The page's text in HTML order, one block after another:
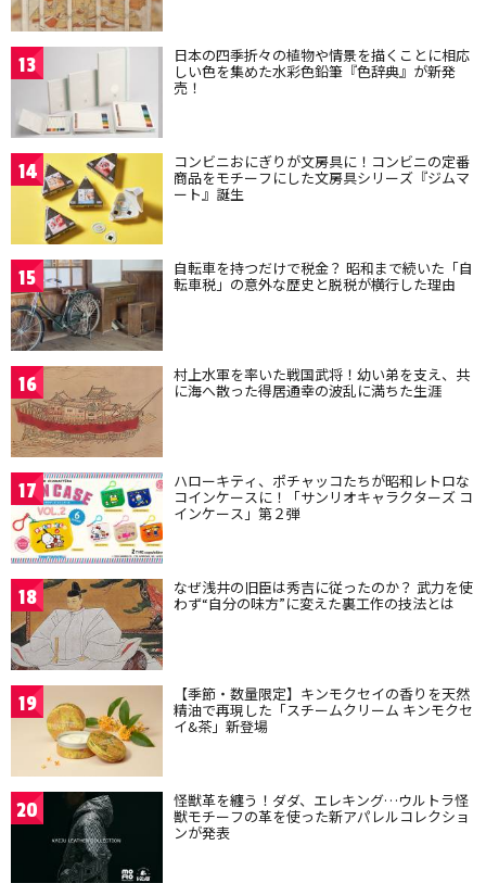
13 日本の四季折々の植物や情景を描くことに相応
しい色を集めた水彩色鉛筆『色辞典』が新発
売！
14 コンビニおにぎりが文房具に！コンビニの定番
商品をモチーフにした文房具シリーズ『ジムマ
ート』誕生
15 自転車を持つだけで税金？ 昭和まで続いた「自
転車税」の意外な歴史と脱税が横行した理由
16 村上水軍を率いた戦国武将！幼い弟を支え、共
に海へ散った得居通幸の波乱に満ちた生涯
17 ハローキティ、ポチャッコたちが昭和レトロな
コインケースに！「サンリオキャラクターズ コ
インケース」第２弾
18 なぜ浅井の旧臣は秀吉に従ったのか？ 武力を使
わず“自分の味方”に変えた裏工作の技法とは
19 【季節・数量限定】キンモクセイの香りを天然
精油で再現した「スチームクリーム キンモクセ
イ&茶」新登場
20 怪獣革を纏う！ダダ、エレキング…ウルトラ怪
獣モチーフの革を使った新アパレルコレクショ
ンが発表